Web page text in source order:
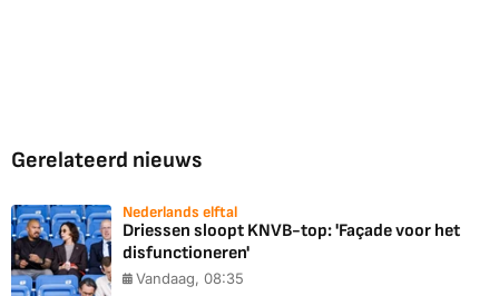
Gerelateerd nieuws
Nederlands elftal
Driessen sloopt KNVB-top: 'Façade voor het
disfunctioneren'
Vandaag, 08:35